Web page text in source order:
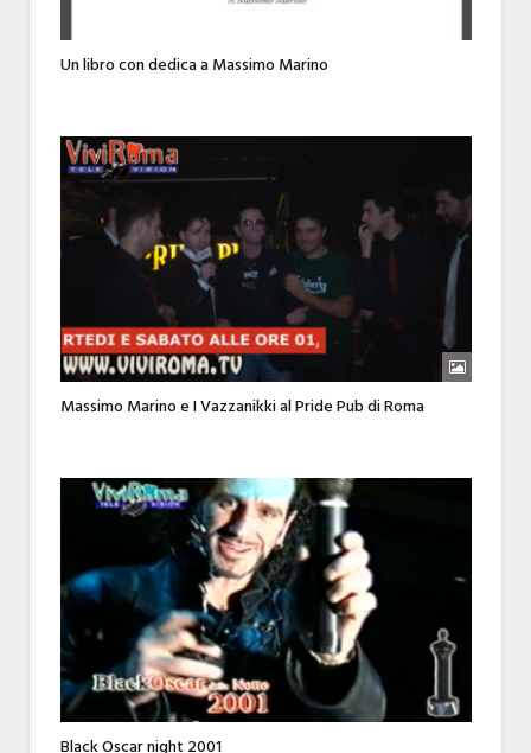
Un libro con dedica a Massimo Marino
Massimo Marino e I Vazzanikki al Pride Pub di Roma